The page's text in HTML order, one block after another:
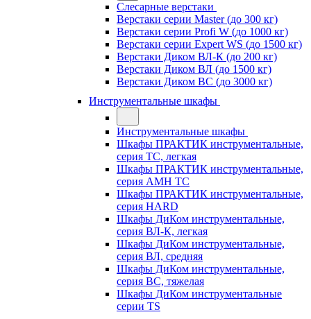
Слесарные верстаки
Верстаки серии Master (до 300 кг)
Верстаки серии Profi W (до 1000 кг)
Верстаки серии Expert WS (до 1500 кг)
Верстаки Диком ВЛ-К (до 200 кг)
Верстаки Диком ВЛ (до 1500 кг)
Верстаки Диком ВС (до 3000 кг)
Инструментальные шкафы
Инструментальные шкафы
Шкафы ПРАКТИК инструментальные,
серия TC, легкая
Шкафы ПРАКТИК инструментальные,
серия AMH TC
Шкафы ПРАКТИК инструментальные,
серия HARD
Шкафы ДиКом инструментальные,
cерия ВЛ-К, легкая
Шкафы ДиКом инструментальные,
серия ВЛ, средняя
Шкафы ДиКом инструментальные,
серия ВС, тяжелая
Шкафы ДиКом инструментальные
серии TS